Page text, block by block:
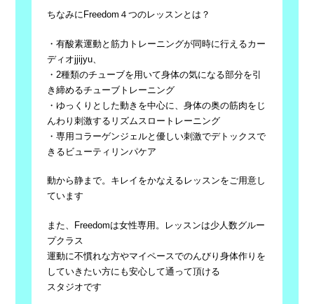
ちなみにFreedom４つのレッスンとは？
・有酸素運動と筋力トレーニングが同時に行えるカー
ディオjjijyu、
・2種類のチューブを用いて身体の気になる部分を引
き締めるチューブトレーニング
・ゆっくりとした動きを中心に、身体の奥の筋肉をじ
んわり刺激するリズムスロートレーニング
・専用コラーゲンジェルと優しい刺激でデトックスで
きるビューティリンパケア
動から静まで。キレイをかなえるレッスンをご用意し
ています
また、Freedomは女性専用。レッスンは少人数グルー
プクラス
運動に不慣れな方やマイペースでのんびり身体作りを
していきたい方にも安心して通って頂ける
スタジオです